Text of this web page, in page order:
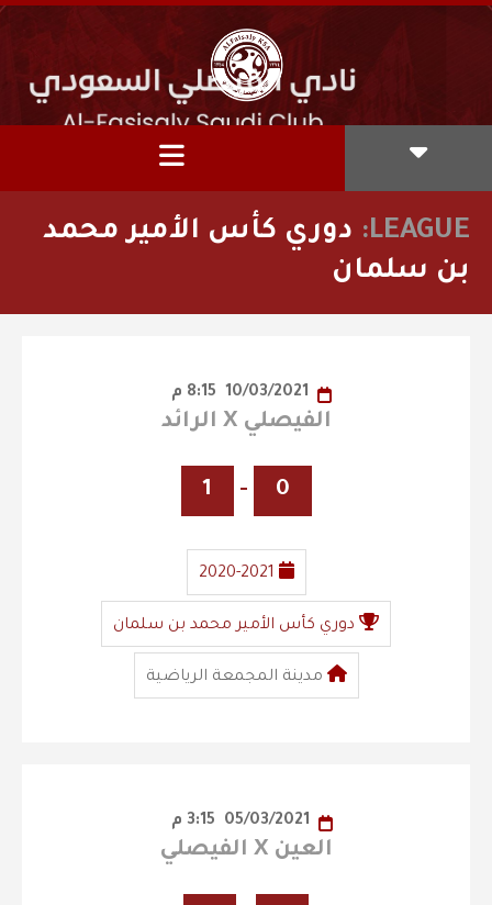
LEAGUE:
دوري كأس الأمير محمد
بن سلمان
الفيصلي X الرائد
0
-
1
2020-2021
دوري كأس الأمير محمد بن سلمان
مدينة المجمعة الرياضية
العين X الفيصلي